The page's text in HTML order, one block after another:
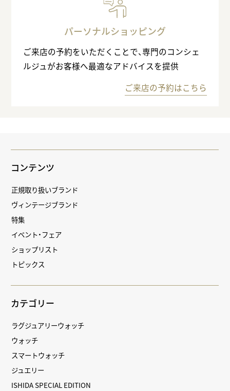
パーソナルショッピング
ご来店の予約をいただくことで、専門のコンシェ
ルジュがお客様へ最適なアドバイスを提供
ご来店の予約はこちら
コンテンツ
正規取り扱いブランド
ヴィンテージブランド
特集
イベント・フェア
ショップリスト
トピックス
カテゴリー
ラグジュアリーウォッチ
ウォッチ
スマートウォッチ
ジュエリー
ISHIDA SPECIAL EDITION